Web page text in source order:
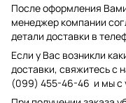
После оформления
менеджер компании
детали доставки в
Если у Вас возникли
доставки, свяжитесь
(099) 455-46-46 и мы с